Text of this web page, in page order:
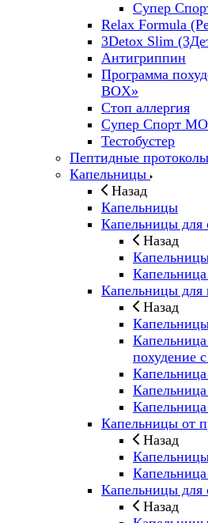
Супер
Relax Formula
3Detox Slim
Антигриппин
Программа
BOX»
Стоп аллергия
Супер Спорт
Тестобустер
Пептидные протоколы
Капельницы
Назад
Капельницы
Капельницы для
Назад
Капельницы для
Назад
похудение
Капельницы от
Назад
Капельницы для
Назад